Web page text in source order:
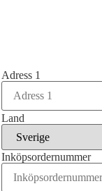
Adress 1
Land
Inköpsordernummer